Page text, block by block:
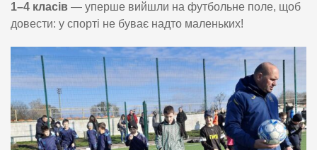
1–4 класів — уперше вийшли на футбольне поле, щоб
довести: у спорті не буває надто маленьких!